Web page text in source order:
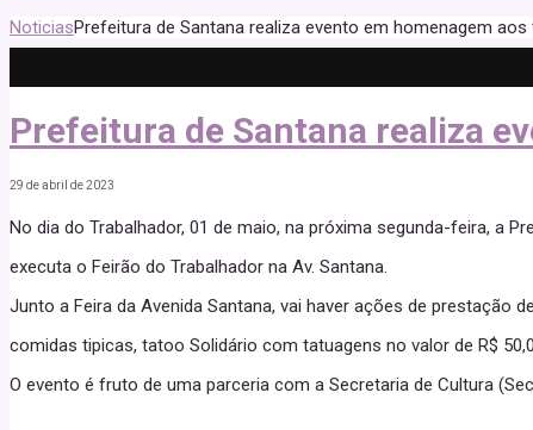
NoticiasPrefeitura de Santana realiza evento em homenagem aos
Prefeitura de Santana realiza
29 de abril de 2023
No dia do Trabalhador, 01 de maio, na próxima segunda-feira, a
executa o Feirão do Trabalhador na Av. Santana.
Junto a Feira da Avenida Santana, vai haver ações de prestação
comidas tipicas, tatoo Solidário com tatuagens no valor de R$
O evento é fruto de uma parceria com a Secretaria de Cultura